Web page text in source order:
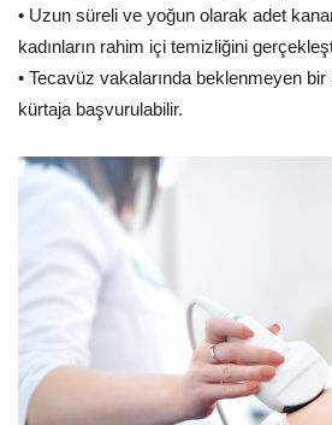
• Uzun süreli ve yoğun olarak adet
kadınların rahim içi temizliğini
• Tecavüz vakalarında beklenmeyen
kürtaja başvurulabilir.